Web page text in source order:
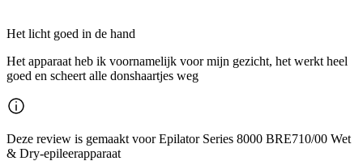
Het licht goed in de hand
Het apparaat heb ik voornamelijk voor mijn gezicht, het werkt heel
goed en scheert alle donshaartjes weg
Deze review is gemaakt voor Epilator Series 8000 BRE710/00 Wet
& Dry-epileerapparaat